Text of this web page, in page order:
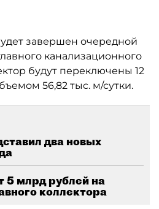
завершен очередной
канализационного
будут переключены 12
56,82 тыс. м/сутки.
два новых
5 млрд рублей на
коллектора